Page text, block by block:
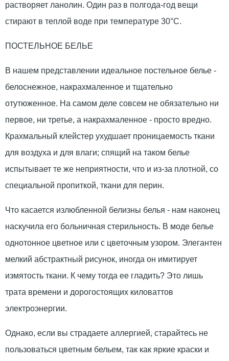
растворяет ланолин. Один раз в полгода-год вещи
стирают в теплой воде при температуре 30°С.
ПОСТЕЛЬНОЕ БЕЛЬЕ
В нашем представлении идеальное постельное белье -
белоснежное, накрахмаленное и тщательно
отутюженное. На самом деле совсем не обязательно ни
первое, ни третье, а накрахмаленное - просто вредно.
Крахмальный клейстер ухудшает проницаемость ткани
для воздуха и для влаги; спящий на таком белье
испытывает те же неприятности, что и из-за плотной, со
специальной пропиткой, ткани для перин.
Что касается излюбленной белизны белья - нам наконец
наскучила его больничная стерильность. В моде белье
однотонное цветное или с цветочным узором. Элегантен
мелкий абстрактный рисунок, иногда он имитирует
измятость ткани. К чему тогда ее гладить? Это лишь
трата времени и дорогостоящих киловаттов
электроэнергии.
Однако, если вы страдаете аллергией, старайтесь не
пользоваться цветным бельем, так как яркие краски и